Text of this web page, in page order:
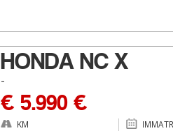
HONDA NC X
-
€ 5.990 €
KM